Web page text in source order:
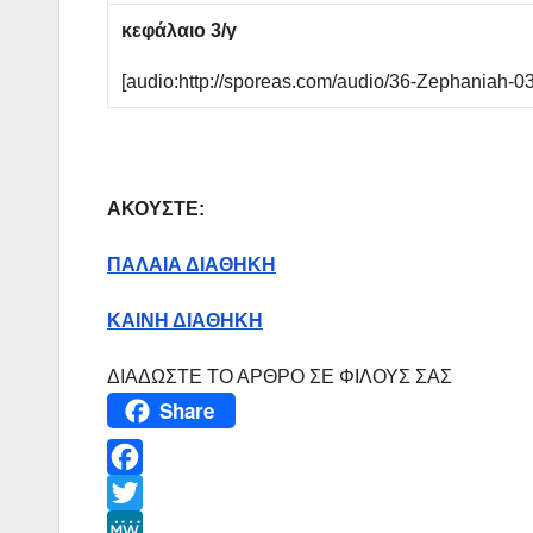
κεφάλαιο 3/γ
[audio:http://sporeas.com/audio/36-Zephaniah-
ΑΚΟΥΣΤΕ:
ΠΑΛΑΙΑ ΔΙΑΘΗΚΗ
ΚΑΙΝΗ ΔΙΑΘΗΚΗ
ΔΙΑΔΩΣΤΕ ΤΟ ΑΡΘΡΟ ΣΕ ΦΙΛΟΥΣ ΣΑΣ
Share
F
a
T